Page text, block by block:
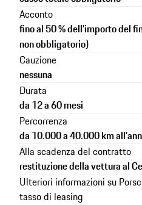
Acconto
fino al 50 % dell’importo del
non obbligatorio)
Cauzione
nessuna
Durata
da 12 a 60 mesi
Percorrenza
da 10.000 a 40.000 km
Alla scadenza del contratto
restituzione della vettura al
Ulteriori informazioni su
tasso di leasing